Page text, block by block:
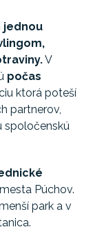
jednou
V
počas
ktorá poteší
partnerov,
spoločenskú
Púchov.
park a v